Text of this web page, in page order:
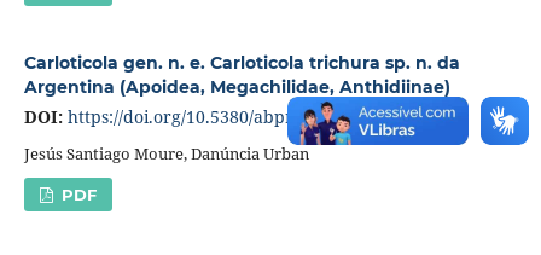
Carloticola gen. n. e. Carloticola trichura sp. n. da
Argentina (Apoidea, Megachilidae, Anthidiinae)
DOI: https://doi.org/10.5380/abpr.v19i0.779
Jesús Santiago Moure, Danúncia Urban
PDF